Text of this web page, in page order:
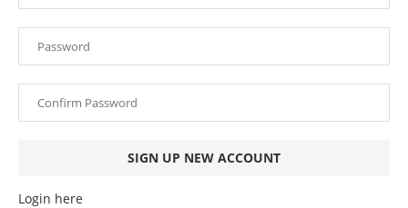
Login here